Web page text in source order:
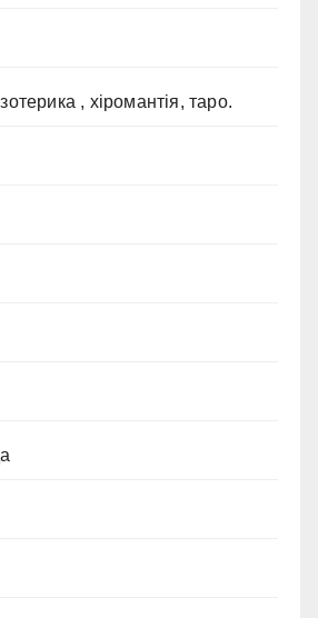
, хіромантія, таро.